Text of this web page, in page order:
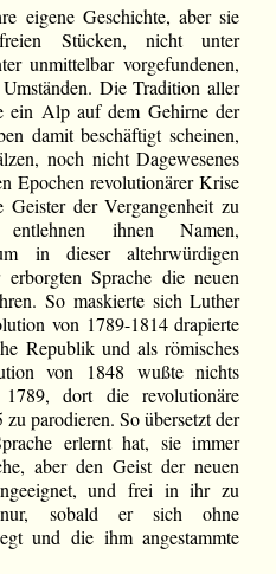
eigene Geschichte, aber sie
Stücken, nicht unter
unmittelbar vorgefundenen,
Die Tradition aller
ein Alp auf dem Gehirne der
damit beschäftigt scheinen,
noch nicht Dagewesenes
Epochen revolutionärer Krise
Geister der Vergangenheit zu
ihnen Namen,
in dieser altehrwürdigen
Sprache die neuen
So maskierte sich Luther
von 1789-1814 drapierte
Republik und als römisches
von 1848 wußte nichts
dort die revolutionäre
parodieren. So übersetzt der
erlernt hat, sie immer
aber den Geist der neuen
und frei in ihr zu
sobald er sich ohne
und die ihm angestammte